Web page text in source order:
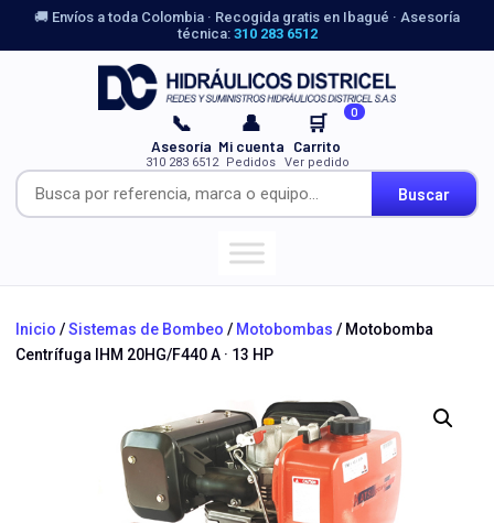
🚚 Envíos a toda Colombia · Recogida gratis en Ibagué · Asesoría
técnica: 310 283 6512
Buscar
📞
Asesoría
310 283 6512
👤
Mi cuenta
Pedidos
🛒 0
Carrito
Ver pedido
Inicio /Sistemas de Bombeo / Motobombas / Motobomba
Centrífuga IHM 20HG/F440 A · 13 HP